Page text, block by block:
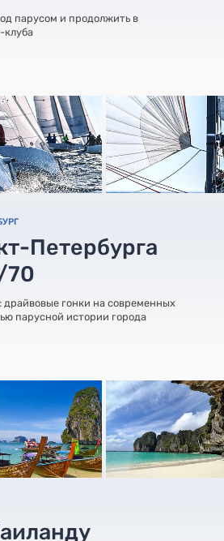
парусом и продолжить в
клуба
Петербурга
70
драйвовые гонки на современных
парусной истории города